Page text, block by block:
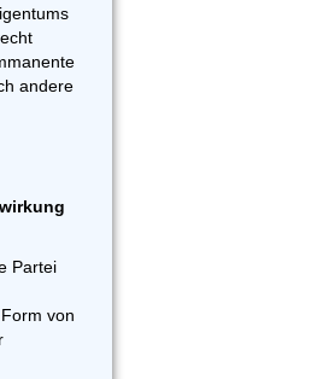
andere
Partei
von